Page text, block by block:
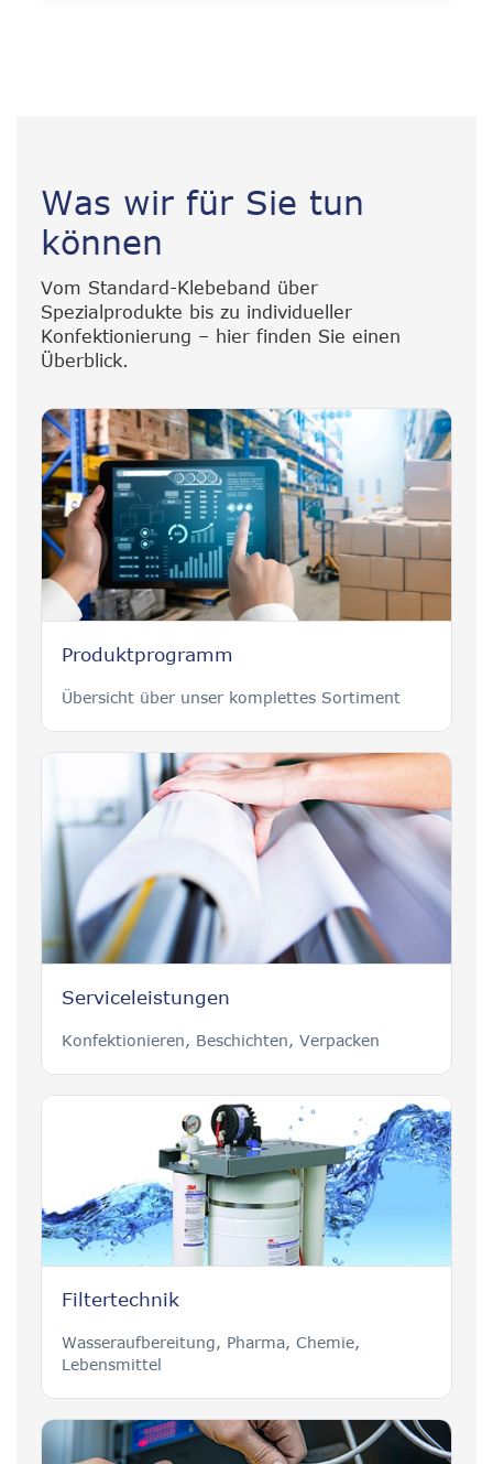
Was wir für Sie tun
können
Vom Standard-Klebeband über
Spezialprodukte bis zu individueller
Konfektionierung – hier finden Sie einen
Überblick.
Produktprogramm
Übersicht über unser komplettes Sortiment
Serviceleistungen
Konfektionieren, Beschichten, Verpacken
Filtertechnik
Wasseraufbereitung, Pharma, Chemie,
Lebensmittel